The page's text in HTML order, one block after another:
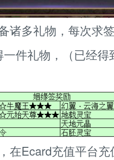
多礼物，每次求
件礼物，（已经
Ecard充值平台充